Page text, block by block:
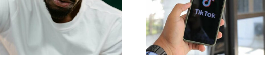
avanzadas para
mejorar la
comprensión del
algoritmo de TikTok
efectivas de
publicación cruzada
para 2024